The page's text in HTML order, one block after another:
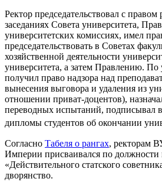
Ректор председательствовал с
заседаниях Совета университета,
университетских комиссиях, имел
председательствовать в Советах
хозяйственной деятельности
университета, а затем Правлению. По
получил право надзора над
вынесения выговора и удаления из
отношении приват-доцентов),
переводных испытаний, подписывал
дипломы студентов об окончании
Согласно Табеля о рангах, ректорам
Империи присваивался по должности
«Действительного статского
дворянство.